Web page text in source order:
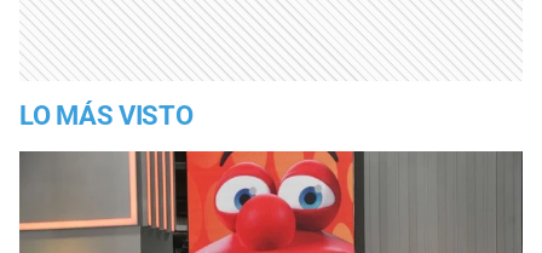
LO MÁS VISTO